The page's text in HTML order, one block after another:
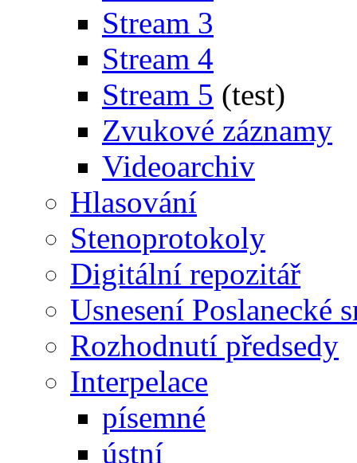
Stream 3
Stream 4
Stream 5 (test)
Zvukové záznamy
Videoarchiv
Hlasování
Stenoprotokoly
Digitální repozitář
Usnesení Poslanecké
Rozhodnutí předsedy
Interpelace
písemné
ústní